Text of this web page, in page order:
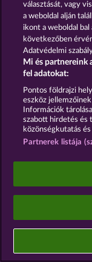
A közösségi
célt
pénzzel
választását, vagy
a weboldal alján
ikont a weboldal bal
következőben
Adatvédelmi
Mi és partnereink
fel adatokat:
Pontos földrajzi
eszköz
Információk
szabott hirdetés és
közönségkutatás
Partnerek listája